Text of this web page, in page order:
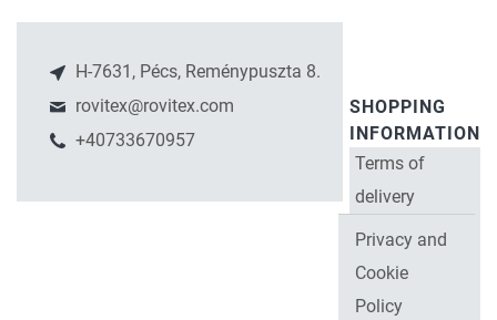
H-7631, Pécs, Reménypuszta 8.
rovitex@rovitex.com
+40733670957
SHOPPING
INFORMATION
Terms of
delivery
Privacy and
Cookie
Policy